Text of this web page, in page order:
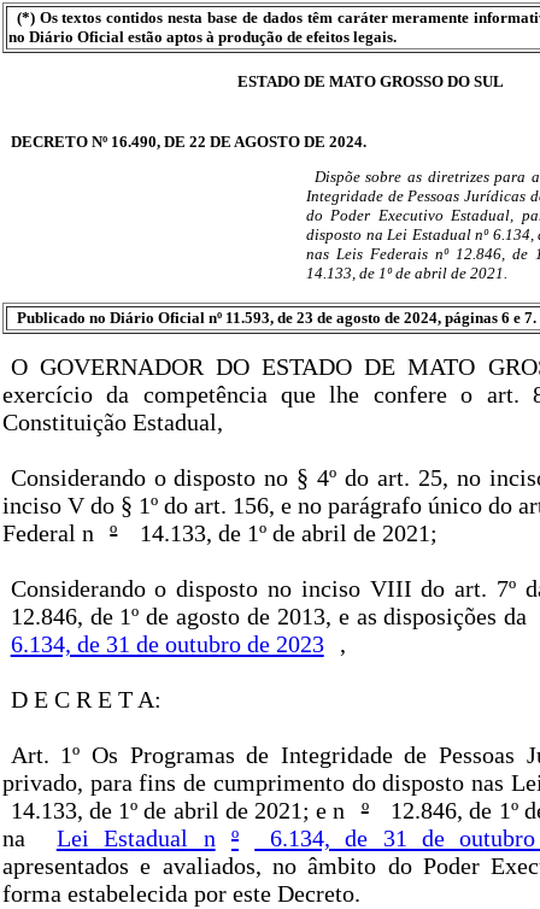
(*) Os textos contidos nesta base de dados têm caráter meramente
no Diário Oficial estão aptos à produção de efeitos legais.
ESTADO DE MATO GROSSO DO SUL
DECRETO Nº 16.490, DE 22 DE AGOSTO DE 2024.
Dispõe sobre as diretrizes para
Integridade de Pessoas Jurídicas
do Poder Executivo Estadual,
disposto na Lei Estadual nº
nas Leis Federais nº 12.846, de
14.133, de 1º de abril de 2021.
Publicado no Diário Oficial nº 11.593, de 23 de agosto de 2024, páginas 6 e 7.
O GOVERNADOR DO ESTADO DE MATO
exercício da competência que lhe confere o
Constituição Estadual,
Considerando o disposto no § 4º do art. 25, no
inciso V do § 1º do art. 156, e no parágrafo único do
Federal n
º 14.133, de 1º de abril de 2021;
Considerando o disposto no inciso VIII do art. 7º
12.846, de 1º de agosto de 2013, e as disposições da
6.134, de 31 de outubro de 2023
,
D E C R E T A:
Art. 1º Os Programas de Integridade de Pessoas
privado, para fins de cumprimento do disposto nas
14.133, de 1º de abril de 2021; e n
º
12.846, de 1º
na
Lei Estadual n º
6.134, de 31 de
apresentados e avaliados, no âmbito do Poder
forma estabelecida por este Decreto.